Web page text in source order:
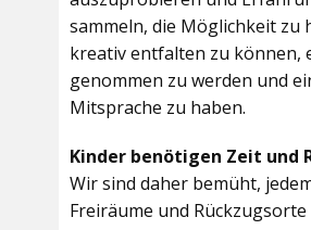
sammeln, die Möglichkeit zu
kreativ entfalten zu können,
genommen zu werden und
Mitsprache zu haben.
Kinder benötigen Zeit und
Wir sind daher bemüht,
Freiräume und Rückzugsorte